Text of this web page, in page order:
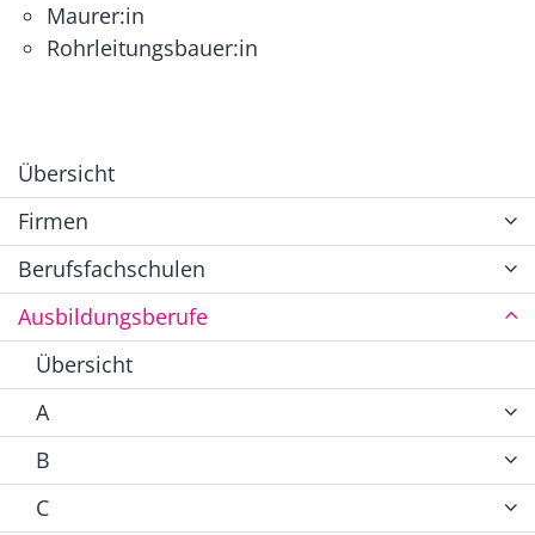
Maurer:in
Rohrleitungsbauer:in
Übersicht
Firmen
Berufsfachschulen
Ausbildungsberufe
Übersicht
A
B
C